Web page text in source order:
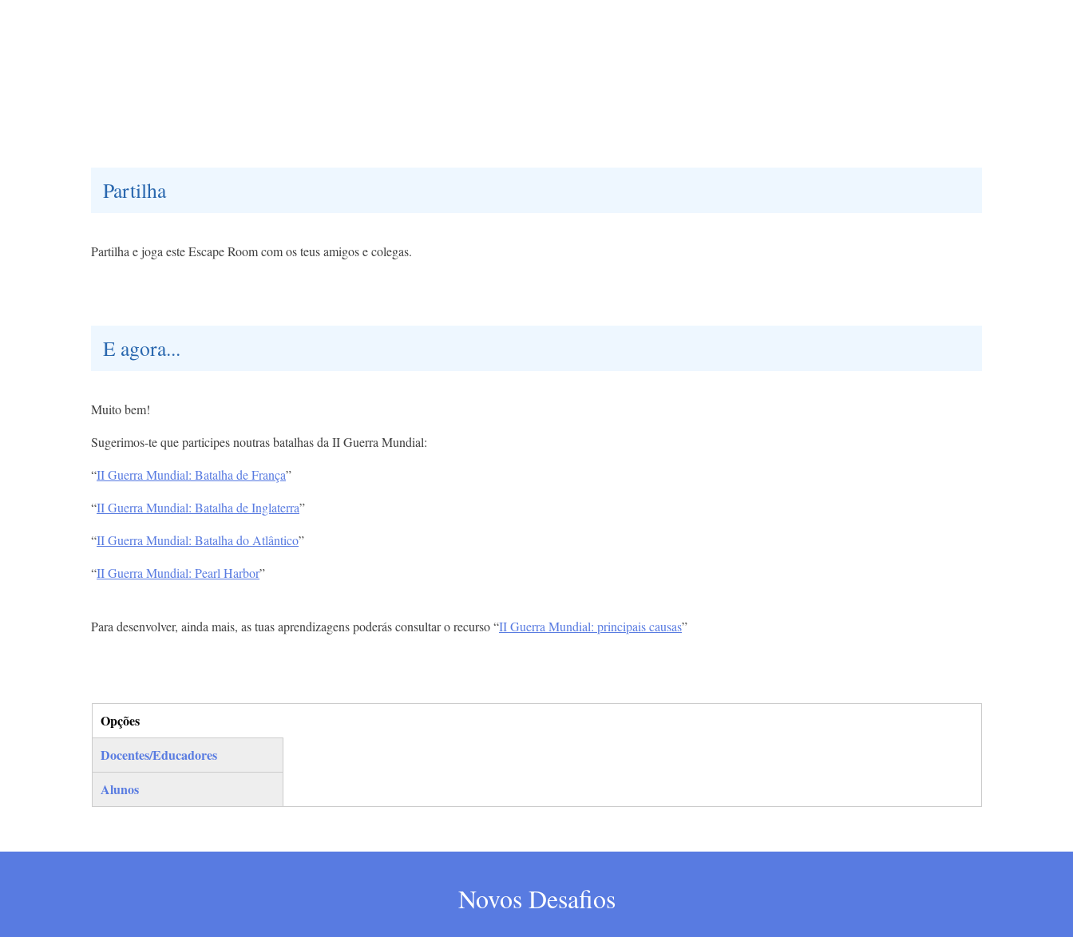
Partilha
Partilha e joga este Escape Room com os teus amigos e colegas.
E agora...
Muito bem!
Sugerimos-te que participes noutras batalhas da II Guerra Mundial:
“II Guerra Mundial: Batalha de França”
“II Guerra Mundial: Batalha de Inglaterra”
“II Guerra Mundial: Batalha do Atlântico”
“II Guerra Mundial: Pearl Harbor”
Para desenvolver, ainda mais, as tuas aprendizagens poderás consultar o recurso “II Guerra Mundial: principais causas”
Opções
(separador ativo)
Docentes/Educadores
Alunos
Novos Desafios